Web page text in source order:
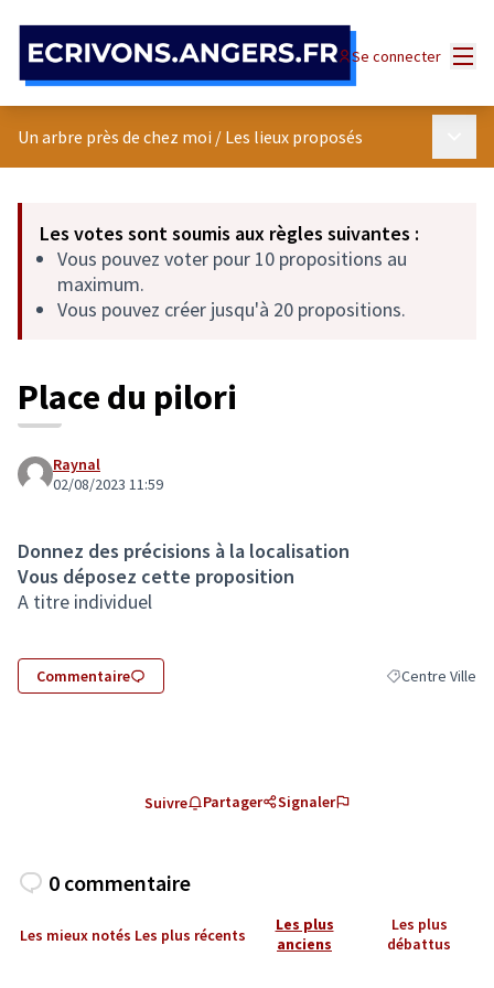
Se connecter
Un arbre près de chez moi / Les lieux proposés
Les votes sont soumis aux règles suivantes :
Vous pouvez voter pour 10 propositions au
maximum.
Vous pouvez créer jusqu'à 20 propositions.
Place du pilori
Raynal
02/08/2023 11:59
Donnez des précisions à la localisation
Vous déposez cette proposition
A titre individuel
Commentaire Filtrer les
Centre Ville
Suivre Partager Signaler
0 commentaire
Les mieux notés Les plus récents
Les plus
anciens
Les plus
débattus